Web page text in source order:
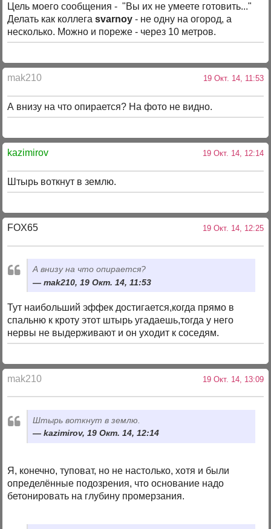
Цель моего сообщения - "Вы их не умеете готовить..."
Делать как коллегаsvarnoy - не одну на огород, а
несколько. Можно и пореже - через 10 метров.
mak210 19 Окт. 14, 11:53
А внизу на что опирается? На фото не видно.
kazimirov 19 Окт. 14, 12:14
Штырь воткнут в землю.
FOX65 19 Окт. 14, 12:25
А внизу на что опирается?
mak210, 19 Окт. 14, 11:53
Тут наибольший эффек достигается,когда прямо в
спальню к кроту этот штырь угадаешь,тогда у него
нервы не выдерживают и он уходит к соседям.
mak210 19 Окт. 14, 13:09
Штырь воткнут в землю.
kazimirov, 19 Окт. 14, 12:14
Я, конечно, туповат, но не настолько, хотя и были
определённые подозрения, что основание надо
бетонировать на глубину промерзания.